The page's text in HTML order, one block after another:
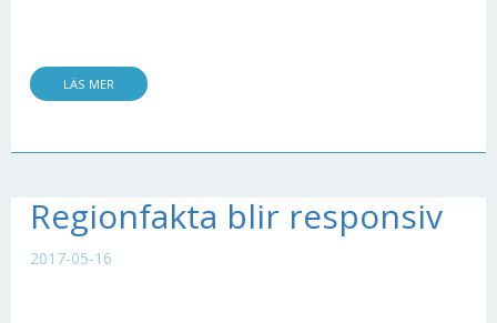
LÄS MER
Regionfakta blir responsiv
2017-05-16